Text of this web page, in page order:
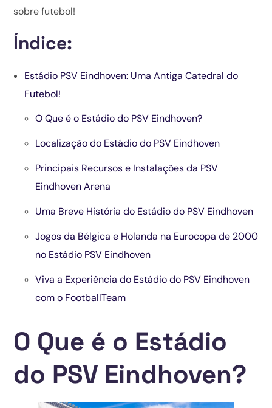
sobre futebol!
Índice:
Estádio PSV Eindhoven: Uma Antiga Catedral do
Futebol!
O Que é o Estádio do PSV Eindhoven?
Localização do Estádio do PSV Eindhoven
Principais Recursos e Instalações da PSV
Eindhoven Arena
Uma Breve História do Estádio do PSV Eindhoven
Jogos da Bélgica e Holanda na Eurocopa de 2000
no Estádio PSV Eindhoven
Viva a Experiência do Estádio do PSV Eindhoven
com o FootballTeam
O Que é o Estádio
do PSV Eindhoven?